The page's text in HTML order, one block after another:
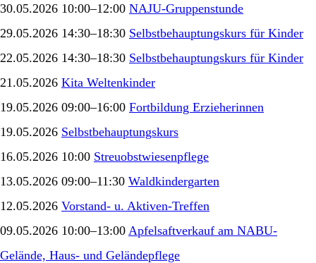
30.05.2026 10:00–12:00 NAJU-Gruppenstunde
29.05.2026 14:30–18:30 Selbstbehauptungskurs für Kinder
22.05.2026 14:30–18:30 Selbstbehauptungskurs für Kinder
21.05.2026 Kita Weltenkinder
19.05.2026 09:00–16:00 Fortbildung Erzieherinnen
19.05.2026 Selbstbehauptungskurs
16.05.2026 10:00 Streuobstwiesenpflege
13.05.2026 09:00–11:30 Waldkindergarten
12.05.2026 Vorstand- u. Aktiven-Treffen
09.05.2026 10:00–13:00 Apfelsaftverkauf am NABU-
Gelände, Haus- und Geländepflege